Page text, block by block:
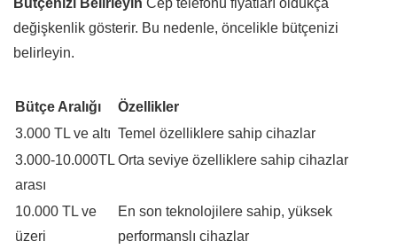
değişkenlik gösterir. Bu nedenle, öncelikle bütçenizi
belirleyin.
Bütçe Aralığı
Özellikler
3.000 TL ve altı Temel özelliklere sahip cihazlar
3.000-10.000TL
arası
Orta seviye özelliklere sahip cihazlar
10.000 TL ve
üzeri
En son teknolojilere sahip, yüksek
performanslı cihazlar